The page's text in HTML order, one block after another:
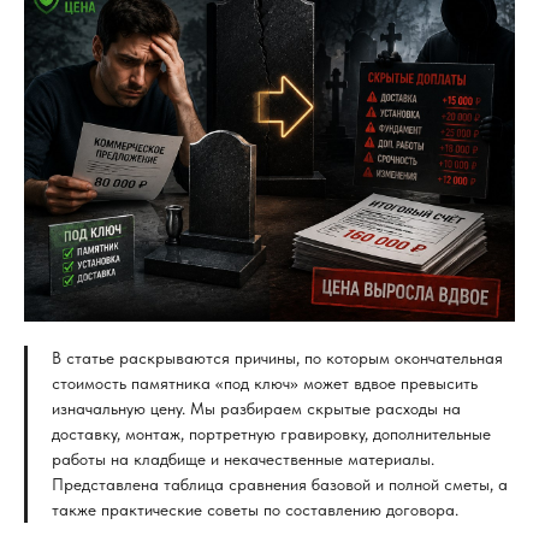
В статье раскрываются причины, по которым окончательная
стоимость памятника «под ключ» может вдвое превысить
изначальную цену. Мы разбираем скрытые расходы на
доставку, монтаж, портретную гравировку, дополнительные
работы на кладбище и некачественные материалы.
Представлена таблица сравнения базовой и полной сметы, а
также практические советы по составлению договора.